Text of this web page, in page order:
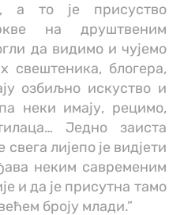
а то је присуство
на друштвеним
да видимо и чујемо
свештеника, блогера,
озбиљно искуство и
неки имају, рецимо,
Једно заиста
лијепо је видјети
неким савременим
и да је присутна тамо
броју млади.”